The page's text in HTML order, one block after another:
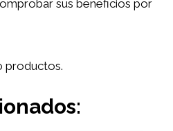
sus beneficios por
productos.